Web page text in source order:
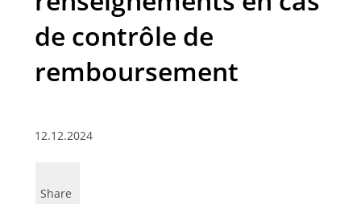
de contrôle de
remboursement
12.12.2024
Share